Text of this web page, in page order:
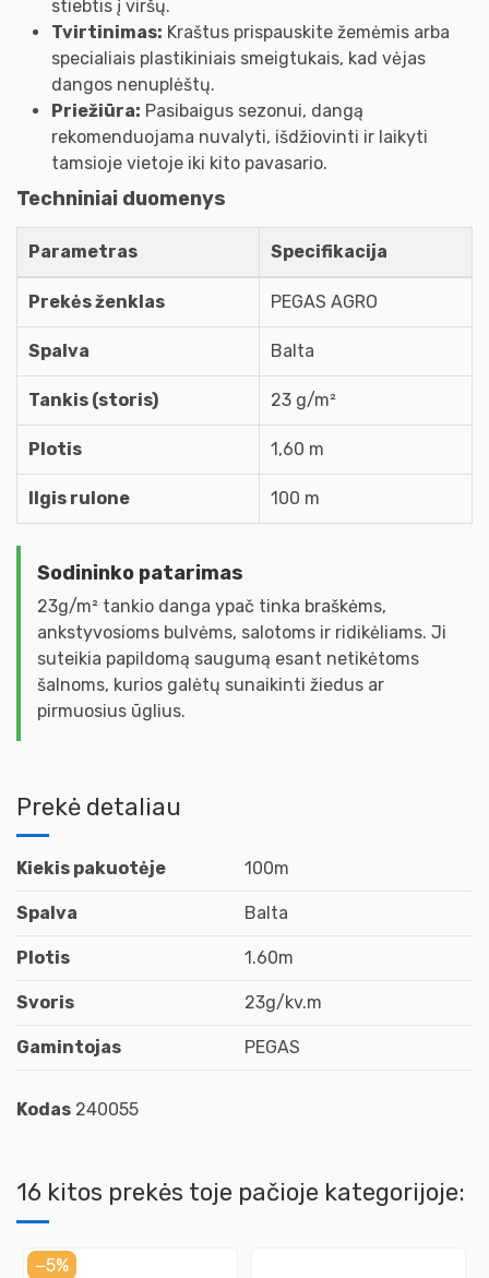
stiebtis į viršų.
Tvirtinimas: Kraštus prispauskite žemėmis arba
specialiais plastikiniais smeigtukais, kad vėjas
dangos nenuplėštų.
Priežiūra: Pasibaigus sezonui, dangą
rekomenduojama nuvalyti, išdžiovinti ir laikyti
tamsioje vietoje iki kito pavasario.
Techniniai duomenys
Parametras Specifikacija
Prekės ženklas PEGAS AGRO
Spalva Balta
Tankis (storis) 23 g/m²
Plotis 1,60 m
Ilgis rulone 100 m
Sodininko patarimas
23g/m² tankio danga ypač tinka braškėms,
ankstyvosioms bulvėms, salotoms ir ridikėliams. Ji
suteikia papildomą saugumą esant netikėtoms
šalnoms, kurios galėtų sunaikinti žiedus ar
pirmuosius ūglius.
Prekė detaliau
Kiekis pakuotėje 100m
Spalva Balta
Plotis 1.60m
Svoris 23g/kv.m
Gamintojas PEGAS
Kodas 240055
16 kitos prekės toje pačioje kategorijoje:
−5%